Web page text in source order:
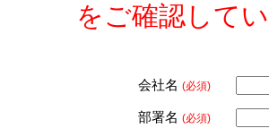
をご確認して
会社名 (必須)
部署名 (必須)